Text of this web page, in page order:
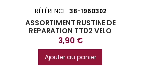
RÉFÉRENCE: 38-1960302
ASSORTIMENT RUSTINE DE
REPARATION TT02 VELO
Prix
3,90 €
Ajouter au panier